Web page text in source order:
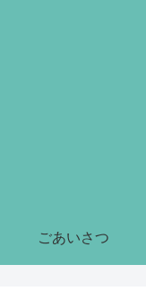
ごあいさつ